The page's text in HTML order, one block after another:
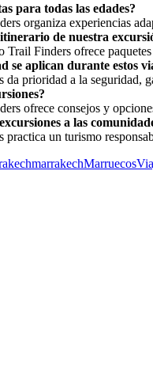
para todas las edades?
organiza experiencias
de nuestra
Finders ofrece
se aplican durante estos
prioridad a la seguridad,
ofrece consejos y
a las
un turismo
marrakechMarruecos